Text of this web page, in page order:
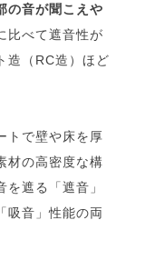
の音が聞こえや
比べて遮音性が
造（RC造）ほど
トで壁や床を厚
材の高密度な構
遮る「遮音」
吸音」性能の両